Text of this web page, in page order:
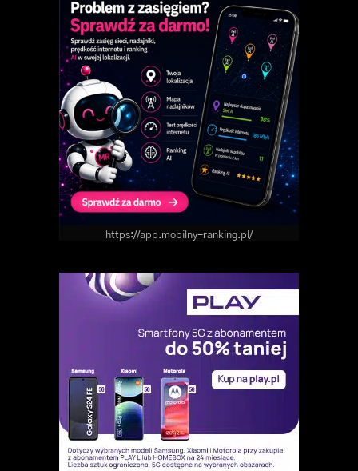
https://app.mobilny-ranking.pl/